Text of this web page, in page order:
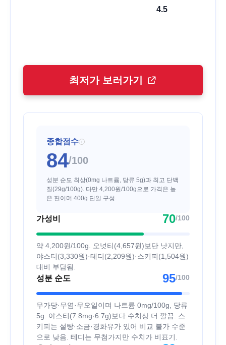
4.5
최저가 보러가기
종합점수 i
84/100
성분 순도 최상(0mg 나트륨, 당류 5g)과 최고 단백
질(29g/100g). 다만 4,200원/100g으로 가격은 높
은 편이며 400g 단일 구성.
가성비 70/100
약 4,200원/100g. 오넛티(4,657원)보단 낫지만,
야스티(3,330원)·테디(2,209원)·스키피(1,504원)
대비 부담됨.
성분 순도 95/100
무가당·무염·무오일이며 나트륨 0mg/100g, 당류
5g. 야스티(7.8mg·6.7g)보다 수치상 더 깔끔. 스
키피는 설탕·소금·경화유가 있어 비교 불가 수준
으로 낮음. 테디는 무첨가지만 수치가 비표기.